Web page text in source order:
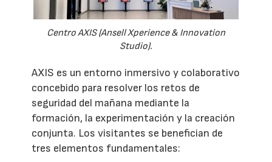
Centro AXIS (Ansell Xperience & Innovation
Studio).
AXIS es un entorno inmersivo y colaborativo
concebido para resolver los retos de
seguridad del mañana mediante la
formación, la experimentación y la creación
conjunta. Los visitantes se benefician de
tres elementos fundamentales: